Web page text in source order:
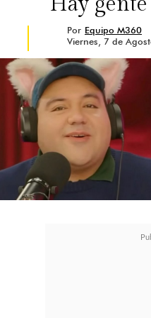
Por Equipo M360
Viernes, 7 de